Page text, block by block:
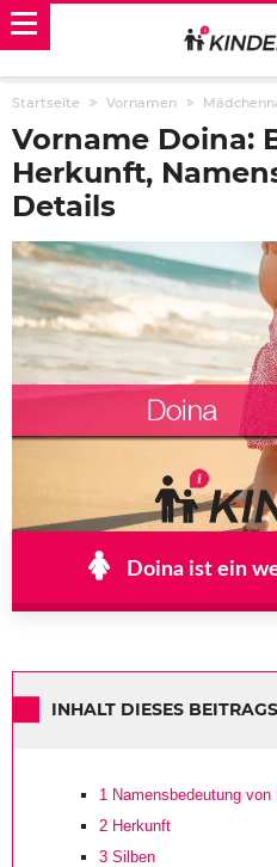
Startseite Vornamen
Vorname Doina:
Herkunft,
Details
Doina ist ein
INHALT DIESES BEITRAGS
1 Namensbedeutung von
2 Herkunft
3 Silben